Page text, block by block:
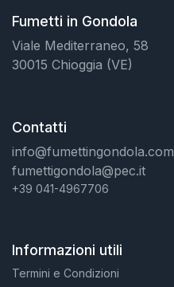
Fumetti in Gondola
Viale Mediterraneo, 58
30015 Chioggia (VE)
Contatti
info@fumettingondola.com
fumettigondola@pec.it
+39 041-4967706
Informazioni utili
Termini e Condizioni